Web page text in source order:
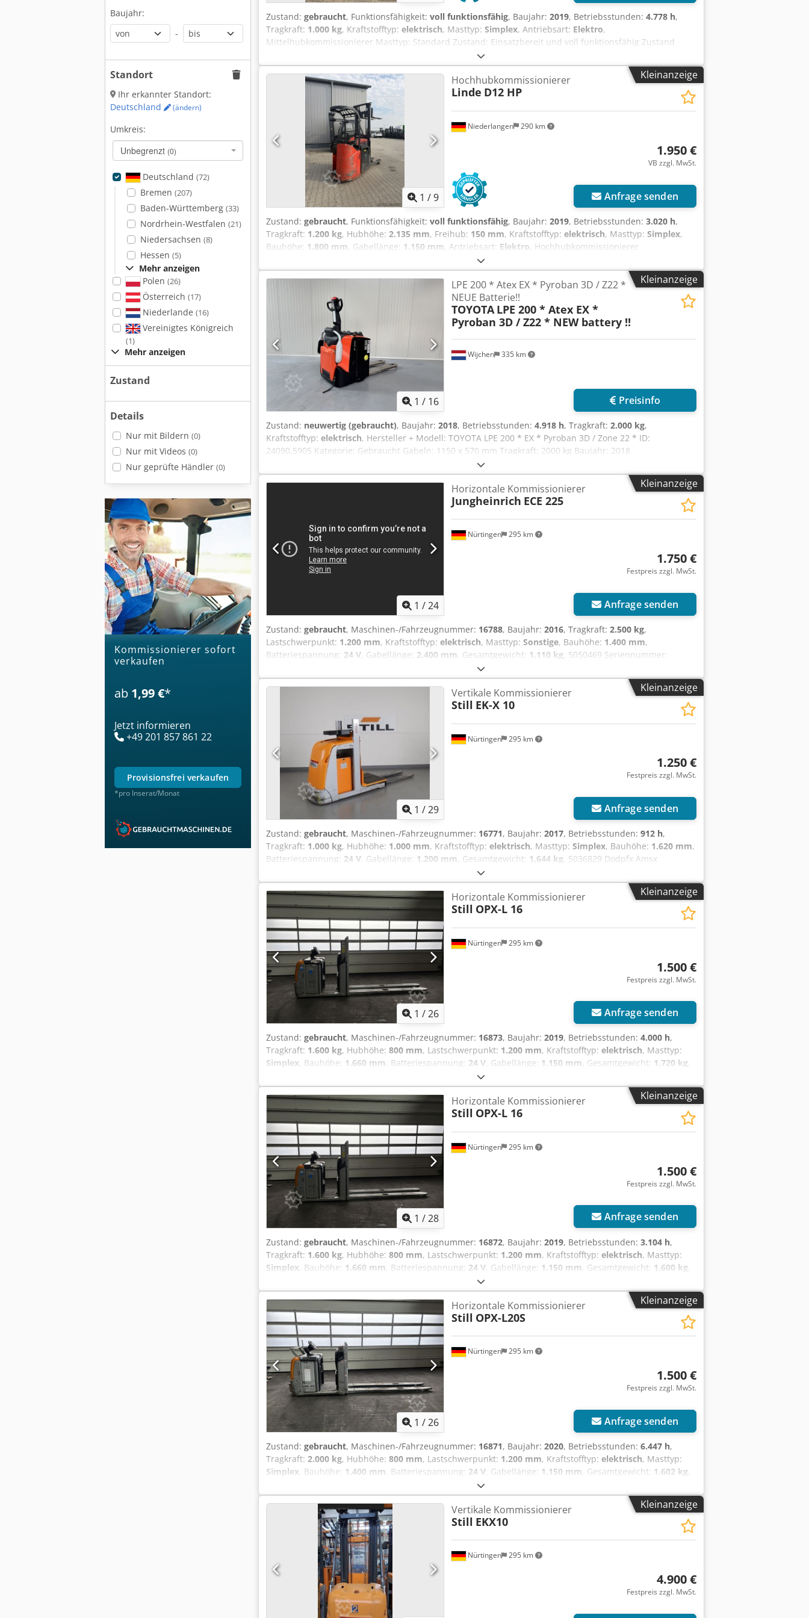
Baujahr:
-
Standort
Ihr erkannter Standort:
Deutschland
(ändern)
Umkreis:
Unbegrenzt (0)
Deutschland (72)
Bremen (207)
Baden-Württemberg (33)
Nordrhein-Westfalen (21)
Niedersachsen (8)
Hessen (5)
Mehr anzeigen
Polen (26)
Österreich (17)
Niederlande (16)
Vereinigtes Königreich
(1)
Mehr anzeigen
Zustand
Details
Nur mit Bildern (0)
Nur mit Videos (0)
Nur geprüfte Händler (0)
Kommissionierer sofort
verkaufen
ab 1,99 €*
Jetzt informieren
+49 201 857 861 22
provisionsfrei verkaufen
*pro Inserat/Monat
Zustand: gebraucht, Funktionsfähigkeit: voll funktionsfähig, Baujahr: 2019, Betriebsstunden: 4.778 h,
Tragkraft: 1.000 kg, Kraftstofftyp: elektrisch, Masttyp: Simplex, Antriebsart: Elektro,
Mittelhubkommissionierer Masttyp: Standard Zustand: Einsatzbereit und voll funktionsfähig Zustand
Technisch: gut Batterie Volt: 24V Dkodpszqwt Tefx Amgor Batterie Typ: PzS Batterie Baujahr: 2019
Kleinanzeige
1 /9
Niederlangen 290 km
Hochhubkommissionierer
Linde D12 HP
1.950 €
VB zzgl. MwSt.
Anfrage senden
Zustand: gebraucht, Funktionsfähigkeit: voll funktionsfähig, Baujahr: 2019, Betriebsstunden: 3.020 h,
Tragkraft: 1.200 kg, Hubhöhe: 2.135 mm, Freihub: 150 mm, Kraftstofftyp: elektrisch, Masttyp: Simplex,
Bauhöhe: 1.800 mm , Gabellänge: 1.150 mm , Antriebsart: Elektro , Hochhubkommissionierer
Lastschwerpunkt: 600 Masttyp: Standard Dkedpfx Ajzqwt Hsmgor Zustand: Einsatzbereit und voll
funktionsfähig Zustand Technisch: gut Batterie Volt: 24V Batterie Typ: Lithium-Ionen Batterie Baujahr:
2019 Mastschutz aus Plexi-Glas, Fahrerschutzdach Standard, Kombiinstrument, PU-Antriebsrad, Tandem-
PU-Lastrollen, Initialhub
Kleinanzeige
1 / 16
Wijchen 335 km
LPE 200 * Atex EX * Pyroban 3D / Z22 *
NEUE Batterie!!
TOYOTA LPE 200 * Atex EX *
Pyroban 3D / Z22 * NEW battery !!
Preisinfo
Zustand: neuwertig (gebraucht), Baujahr: 2018, Betriebsstunden: 4.918 h, Tragkraft: 2.000 kg,
Kraftstofftyp: elektrisch, Hersteller + Modell: TOYOTA LPE 200 * EX * Pyroban 3D / Zone 22 * ID:
24090.5905 Kategorie: Gebraucht Gabeln: 1150 x 570 mm Tragkraft: 2000 kg Baujahr: 2018
Betriebsstunden: 4918 Stunden Djdpfx Aszq Uhzsmgokr Batterie: Komplett NEU * 24V / 344Ah * Baujahr
2025 Optionen: * EX * Atex - Pyroban !!!! Gasgruppe = IIIB Typ = 3D (zugelassen für ZONE 22)
Kleinanzeige
1 /24
Nürtingen 295 km
Horizontale Kommissionierer
Jungheinrich ECE 225
1.750 €
Festpreis zzgl. MwSt.
Anfrage senden
Zustand: gebraucht, Maschinen-/Fahrzeugnummer: 16788, Baujahr: 2016, Tragkraft: 2.500 kg,
Lastschwerpunkt: 1.200 mm, Kraftstofftyp: elektrisch, Masttyp: Sonstige, Bauhöhe: 1.400 mm,
Batteriespannung: 24 V , Gabellänge: 2.400 mm , Gesamtgewicht: 1.110 kg , 5050469 Seriennummer:
90497562 Dedpox Tmmkjfx Amgekr Batteriedaten: 24 V, 3 PzS, 465 Ah
Kleinanzeige
1 /29
Nürtingen 295 km
Vertikale Kommissionierer
Still EK-X 10
1.250 €
Festpreis zzgl. MwSt.
Anfrage senden
Zustand: gebraucht, Maschinen-/Fahrzeugnummer: 16771, Baujahr: 2017, Betriebsstunden: 912 h,
Tragkraft: 1.000 kg, Hubhöhe: 1.000 mm, Kraftstofftyp: elektrisch, Masttyp: Simplex, Bauhöhe: 1.620 mm,
Batteriespannung: 24 V , Gabellänge: 1.200 mm , Gesamtgewicht: 1.644 kg , 5036829 Dodpfx Amsx
Rphljgokr Seriennummer: 612101H00250 Batterie-Details: 24 V, 4 PzS, 620
Kleinanzeige
1 /26
Nürtingen 295 km
Horizontale Kommissionierer
Still OPX-L 16
1.500 €
Festpreis zzgl. MwSt.
Anfrage senden
Zustand: gebraucht, Maschinen-/Fahrzeugnummer: 16873, Baujahr: 2019, Betriebsstunden: 4.000 h,
Tragkraft: 1.600 kg, Hubhöhe: 800 mm, Lastschwerpunkt: 1.200 mm, Kraftstofftyp: elektrisch, Masttyp:
Simplex , Bauhöhe: 1.660 mm , Batteriespannung: 24 V , Gabellänge: 1.150 mm , Gesamtgewicht: 1.720 kg
5077219 Dkodpfx Ameym Hzaogor Seriennummer: F21081V00002 Batteriedetails: 24 V, 3NXS, 420 Ah,
Baujahr: 2019
Kleinanzeige
1 /28
Nürtingen 295 km
Horizontale Kommissionierer
Still OPX-L 16
1.500 €
Festpreis zzgl. MwSt.
Anfrage senden
Zustand: gebraucht, Maschinen-/Fahrzeugnummer: 16872, Baujahr: 2019, Betriebsstunden: 3.104 h,
Tragkraft: 1.600 kg, Hubhöhe: 800 mm, Lastschwerpunkt: 1.200 mm, Kraftstofftyp: elektrisch, Masttyp:
Simplex , Bauhöhe: 1.660 mm , Batteriespannung: 24 V , Gabellänge: 1.150 mm , Gesamtgewicht: 1.600 kg
5077218 Dksdpfx Amjym Hyvegsr Seriennummer: F21081V00001 Batteriedetails: 24 V, 3NXS, 420 Ah,
Baujahr: 2019
Kleinanzeige
1 /26
Nürtingen 295 km
Horizontale Kommissionierer
Still OPX-L20S
1.500 €
Festpreis zzgl. MwSt.
Anfrage senden
Zustand: gebraucht, Maschinen-/Fahrzeugnummer: 16871, Baujahr: 2020, Betriebsstunden: 6.447 h,
Tragkraft: 2.000 kg, Hubhöhe: 800 mm, Lastschwerpunkt: 1.200 mm, Kraftstofftyp: elektrisch, Masttyp:
Simplex , Bauhöhe: 1.400 mm , Batteriespannung: 24 V , Gabellänge: 1.150 mm , Gesamtgewicht: 1.602 kg
5077217 Seriennummer: F21080X00057 Dodpfx Amsym Hx Esgjkr Batteriedaten: 24 V, 4PZM, 620 Ah,
Baujahr: 2019
Kleinanzeige
Nürtingen 295 km
Vertikale Kommissionierer
Still EKX10
4.900 €
Festpreis zzgl. MwSt.